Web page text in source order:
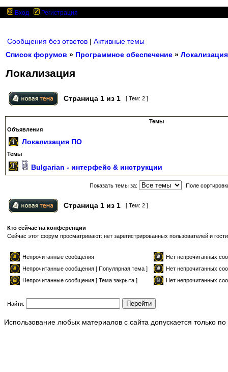
Вход Регистрация
Сообщения без ответов | Активные темы
Список форумов » Программное обеспечение » Локализация
Локализация
Страница 1 из 1 [ Тем: 2 ]
Темы
Объявления
Локализация ПО
Темы
Bulgarian - интерфейс & инструкции
Показать темы за: Поле
Страница 1 из 1 [ Тем: 2 ]
Кто сейчас на конференции
Сейчас этот форум просматривают: нет зарегистрированных пользователей и
Непрочитанные сообщения
Нет непрочитанных
Непрочитанные сообщения [ Популярная тема ]
Нет непрочитанных
Непрочитанные сообщения [ Тема закрыта ]
Нет непрочитанных
Найти:
Использование любых материалов с сайта допускается только